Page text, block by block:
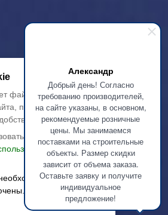
Александр
Добрый день! Согласно
требованию производителей,
на сайте указаны, в основном,
рекомендуемые розничные
цены. Мы занимаемся
поставками на строительные
объекты. Размер скидки
зависит от объема заказа.
Оставьте заявку и получите
индивидуальное
предложение!
файлы cookie, чтобы
повысить его
сайт, вы
файлов
для работы